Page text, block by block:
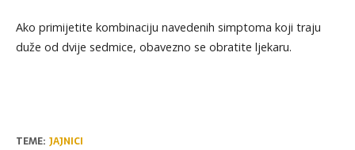
Ako primijetite kombinaciju navedenih simptoma koji traju
duže od dvije sedmice, obavezno se obratite ljekaru.
TEME: JAJNICI